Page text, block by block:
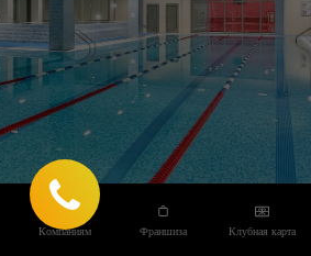
Компаниям Франшиза Клубная карта